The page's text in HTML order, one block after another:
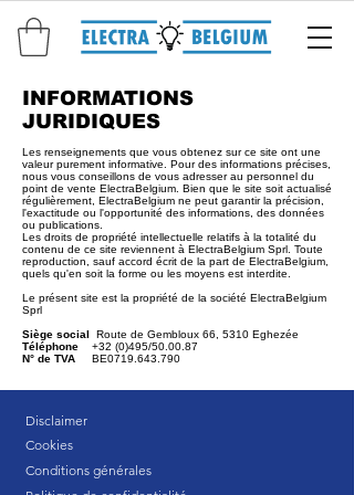
INFORMATIONS
JURIDIQUES
Les renseignements que vous obtenez sur ce site ont une
valeur purement informative. Pour des informations précises,
nous vous conseillons de vous adresser au personnel du
point de vente ElectraBelgium. Bien que le site soit actualisé
régulièrement, ElectraBelgium ne peut garantir la précision,
l'exactitude ou l'opportunité des informations, des données
ou publications.
Les droits de propriété intellectuelle relatifs à la totalité du
contenu de ce site reviennent à ElectraBelgium Sprl. Toute
reproduction, sauf accord écrit de la part de ElectraBelgium,
quels qu'en soit la forme ou les moyens est interdite.
Le présent site est la propriété de la société ElectraBelgium
Sprl
Siège social Route de Gembloux 66, 5310 Eghezée
Téléphone +32 (0)495/50.00.87
N° de TVA BE0719.643.790
Disclaimer
Cookies
Conditions générales​​